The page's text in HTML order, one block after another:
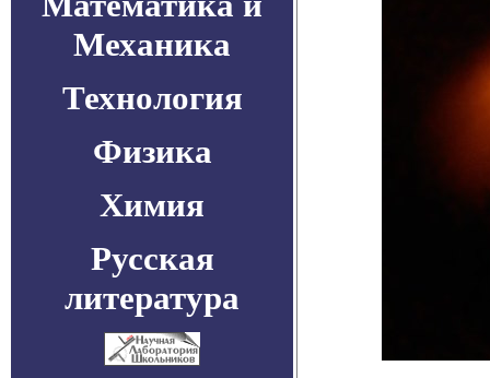
Механика
Технология
Физика
Химия
Русская
литература